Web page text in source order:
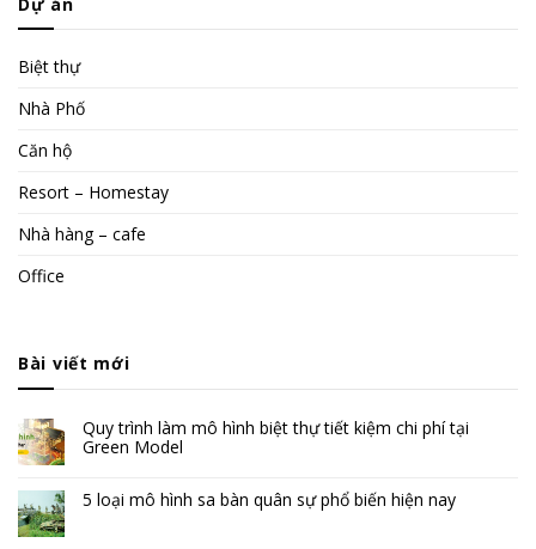
Biệt thự
Nhà Phố
Căn hộ
Resort – Homestay
Nhà hàng – cafe
Office
Bài viết mới
Quy trình làm mô hình biệt thự tiết kiệm chi phí tại
Green Model
5 loại mô hình sa bàn quân sự phổ biến hiện nay